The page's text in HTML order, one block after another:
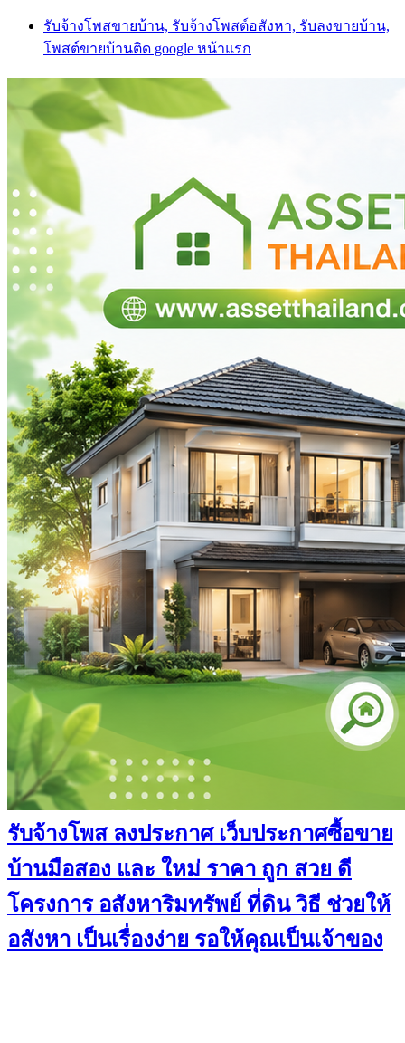
Skip
content
รับจ้างโพสขายบ้าน, รับจ้างโพสต์อสังหา, รับลงขายบ้าน,
โพสต์ขายบ้านติด google หน้าแรก
รับจ้างโพส ลงประกาศ เว็บประกาศซื้อขาย
บ้านมือสอง และ ใหม่ ราคา ถูก สวย ดี
โครงการ อสังหาริมทรัพย์ ที่ดิน วิธี ช่วยให้
อสังหา เป็นเรื่องง่าย รอให้คุณเป็นเจ้าของ